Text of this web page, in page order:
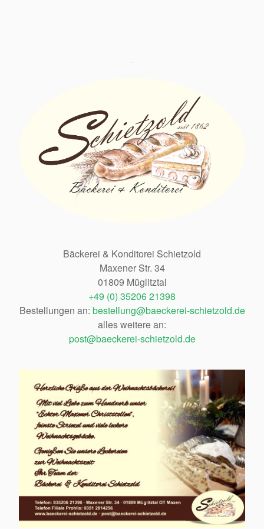
Bäckerei & Konditorei Schietzold
Maxener Str. 34
01809 Müglitztal
+49 (0) 35206 21398
Bestellungen an: bestellung@baeckerei-schietzold.de
alles weitere an:
post@baeckerei-schietzold.de